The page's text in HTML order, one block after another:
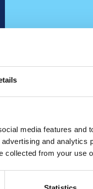
media features and
and analytics
collected from your use